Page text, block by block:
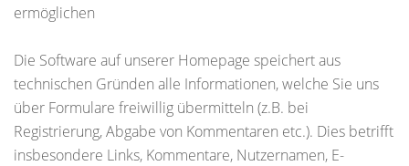
ermöglichen
Die Software auf unserer Homepage speichert aus
technischen Gründen alle Informationen, welche Sie uns
über Formulare freiwillig übermitteln (z.B. bei
Registrierung, Abgabe von Kommentaren etc.). Dies betrifft
insbesondere Links, Kommentare, Nutzernamen, E-